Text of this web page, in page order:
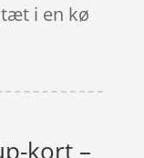
i en kø
kort –